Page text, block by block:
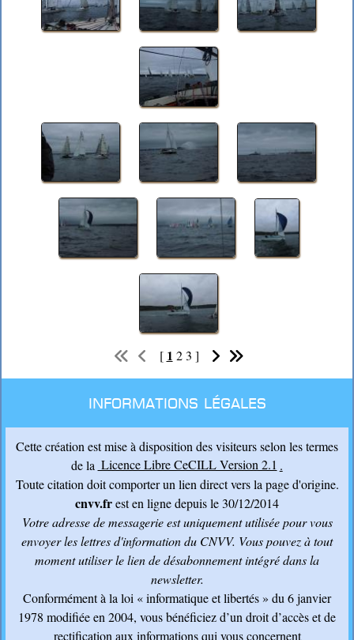
[ 1 2 3 ]
Informations légales
Cette création est mise à disposition des visiteurs selon les termes
de la Licence Libre CeCILL Version 2.1 .
Toute citation doit comporter un lien direct vers la page d'origine.
cnvv.frest en ligne depuis le 30/12/2014
Votre adresse de messagerie est uniquement utilisée pour vous
envoyer les lettres d'information du CNVV. Vous pouvez à tout
moment utiliser le lien de désabonnement intégré dans la
newsletter.
Conformément à la loi « informatique et libertés » du 6 janvier
1978 modifiée en 2004, vous bénéficiez d’un droit d’accès et de
rectification aux informations qui vous concernent